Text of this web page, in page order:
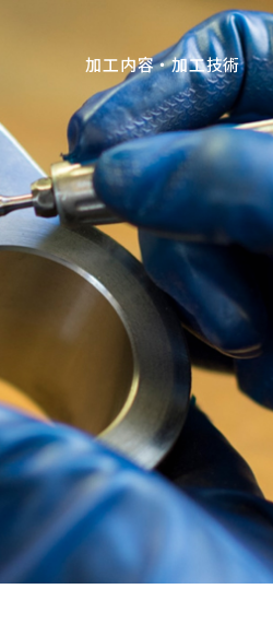
加工内容・加工技術